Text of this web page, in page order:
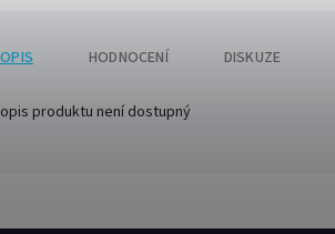
HODNOCENÍ DISKUZE
produktu není dostupný